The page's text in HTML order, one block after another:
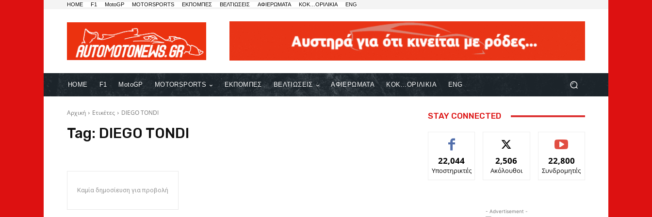
HOME F1 MotoGP MOTORSPORTS ΕΚΠΟΜΠΕΣ ΒΕΛΤΙΩΣΕΙΣ ΑΦΙΕΡΩΜΑΤΑ ΚΟΚ…ΟΡΙΛΙΚΙΑ ENG
HOME F1 MotoGP MOTORSPORTS ΕΚΠΟΜΠΕΣ ΒΕΛΤΙΩΣΕΙΣ ΑΦΙΕΡΩΜΑΤΑ ΚΟΚ…ΟΡΙΛΙΚΙΑ ENG
Αρχική Ετικέτες DIEGO TONDI
Tag: DIEGO TONDI
Καμία δημοσίευση για προβολή
STAY CONNECTED
22,044
Υποστηρικτές
2,506
Ακόλουθοι
22,800
Συνδρομητές
- Advertisement -